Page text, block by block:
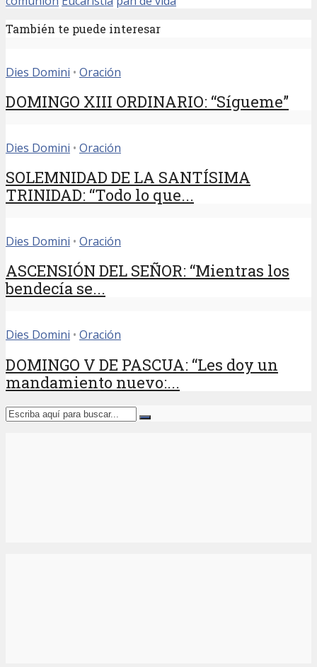
También te puede interesar
Dies Domini • Oración
DOMINGO XIII ORDINARIO: “Sígueme”
Dies Domini • Oración
SOLEMNIDAD DE LA SANTÍSIMA
TRINIDAD: “Todo lo que...
Dies Domini • Oración
ASCENSIÓN DEL SEÑOR: “Mientras los
bendecía se...
Dies Domini • Oración
DOMINGO V DE PASCUA: “Les doy un
mandamiento nuevo:...